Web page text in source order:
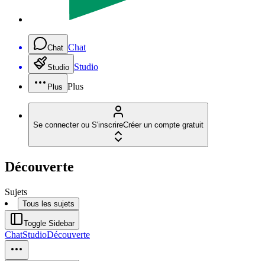
Chat Chat
Studio Studio
Plus Plus
Se connecter ou S'inscrireCréer un compte gratuit
Découverte
Sujets
Tous les sujets
Toggle Sidebar
ChatStudioDécouverte